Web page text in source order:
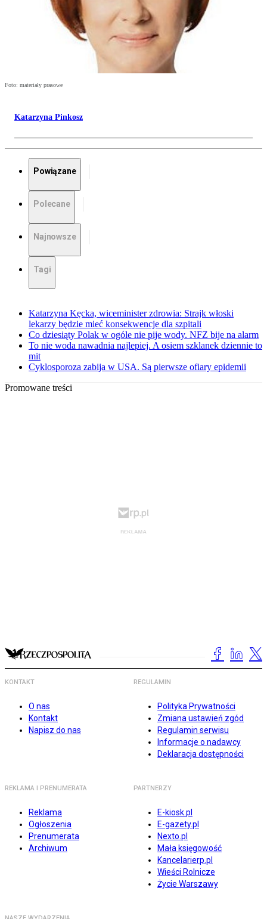
Foto: materiały prasowe
Katarzyna Pinkosz
Powiązane
Polecane
Najnowsze
Tagi
Katarzyna Kęcka, wiceminister zdrowia: Strajk włoski
lekarzy będzie mieć konsekwencje dla szpitali
Co dziesiąty Polak w ogóle nie pije wody. NFZ bije na alarm
To nie woda nawadnia najlepiej. A osiem szklanek dziennie to
mit
Cyklosporoza zabija w USA. Są pierwsze ofiary epidemii
Promowane treści
KONTAKT
O nas
Kontakt
Napisz do nas
REGULAMIN
Polityka Prywatności
Zmiana ustawień zgód
Regulamin serwisu
Informacje o nadawcy
Deklaracja dostępności
REKLAMA I PRENUMERATA
Reklama
Ogłoszenia
Prenumerata
Archiwum
PARTNERZY
E-kiosk.pl
E-gazety.pl
Nexto.pl
Mała księgowość
Kancelarierp.pl
Wieści Rolnicze
Życie Warszawy